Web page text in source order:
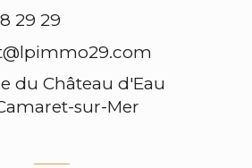
29 29
du Château d'Eau
sur-Mer